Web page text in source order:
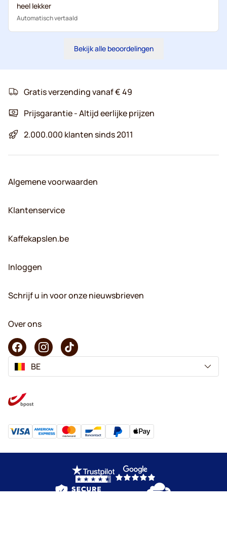
heel lekker
Automatisch vertaald
Bekijk alle beoordelingen
Gratis verzending vanaf € 49
Prijsgarantie - Altijd eerlijke prijzen
2.000.000 klanten sinds 2011
Algemene voorwaarden
Klantenservice
Kaffekapslen.be
Inloggen
Schrijf u in voor onze nieuwsbrieven
Over ons
BE